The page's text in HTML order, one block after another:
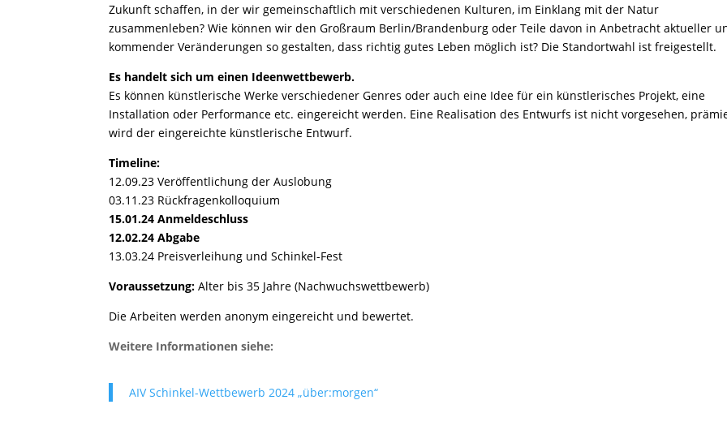
Zukunft schaffen, in der wir gemeinschaftlich mit verschiedenen Kulturen, im Einklang mit der Natur
zusammenleben? Wie können wir den Großraum Berlin/Brandenburg oder Teile davon in Anbetracht aktueller
kommender Veränderungen so gestalten, dass richtig gutes Leben möglich ist? Die Standortwahl ist freigestellt.
Es handelt sich um einen Ideenwettbewerb.
Es können künstlerische Werke verschiedener Genres oder auch eine Idee für ein künstlerisches Projekt, eine
Installation oder Performance etc. eingereicht werden. Eine Realisation des Entwurfs ist nicht vorgesehen,
wird der eingereichte künstlerische Entwurf.
Timeline:
12.09.23 Veröffentlichung der Auslobung
03.11.23 Rückfragenkolloquium
15.01.24 Anmeldeschluss
12.02.24 Abgabe
13.03.24 Preisverleihung und Schinkel-Fest
Voraussetzung:Alter bis 35 Jahre (Nachwuchswettbewerb)
Die Arbeiten werden anonym eingereicht und bewertet.
Weitere Informationen siehe:
AIV Schinkel-Wettbewerb 2024 „über:morgen“